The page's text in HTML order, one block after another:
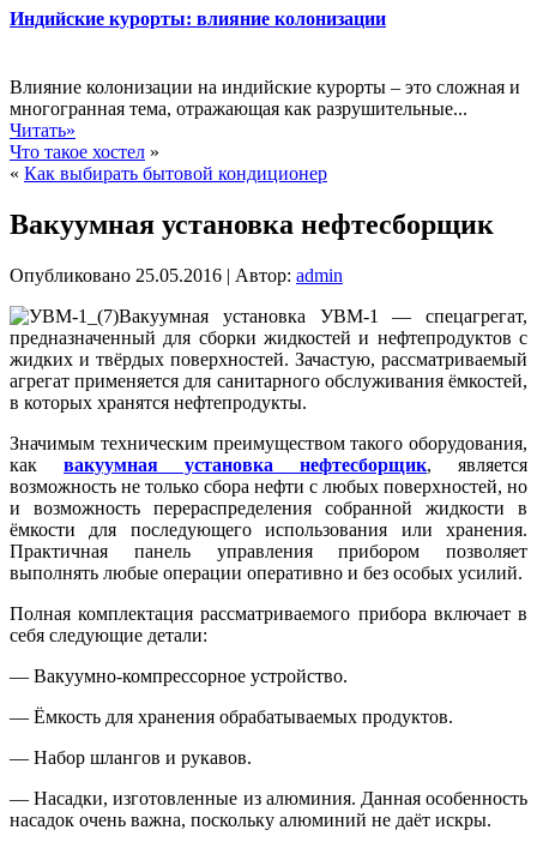
Индийские курорты: влияние колонизации
Влияние колонизации на индийские курорты – это сложная и
многогранная тема, отражающая как разрушительные...
Читать»
Что такое хостел »
« Как выбирать бытовой кондиционер
Вакуумная установка нефтесборщик
Опубликовано 25.05.2016 | Автор: admin
Вакуумная установка УВМ-1 — спецагрегат,
предназначенный для сборки жидкостей и нефтепродуктов с
жидких и твёрдых поверхностей. Зачастую, рассматриваемый
агрегат применяется для санитарного обслуживания ёмкостей,
в которых хранятся нефтепродукты.
Значимым техническим преимуществом такого оборудования,
как вакуумная установка нефтесборщик, является
возможность не только сбора нефти с любых поверхностей, но
и возможность перераспределения собранной жидкости в
ёмкости для последующего использования или хранения.
Практичная панель управления прибором позволяет
выполнять любые операции оперативно и без особых усилий.
Полная комплектация рассматриваемого прибора включает в
себя следующие детали:
— Вакуумно-компрессорное устройство.
— Ёмкость для хранения обрабатываемых продуктов.
— Набор шлангов и рукавов.
— Насадки, изготовленные из алюминия. Данная особенность
насадок очень важна, поскольку алюминий не даёт искры.